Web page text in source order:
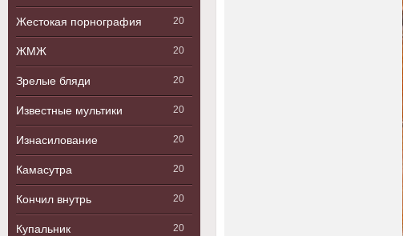
Жестокая порнография 20
ЖМЖ 20
Зрелые бляди 20
Известные мультики 20
Изнасилование 20
Камасутра 20
Кончил внутрь 20
Купальник 20